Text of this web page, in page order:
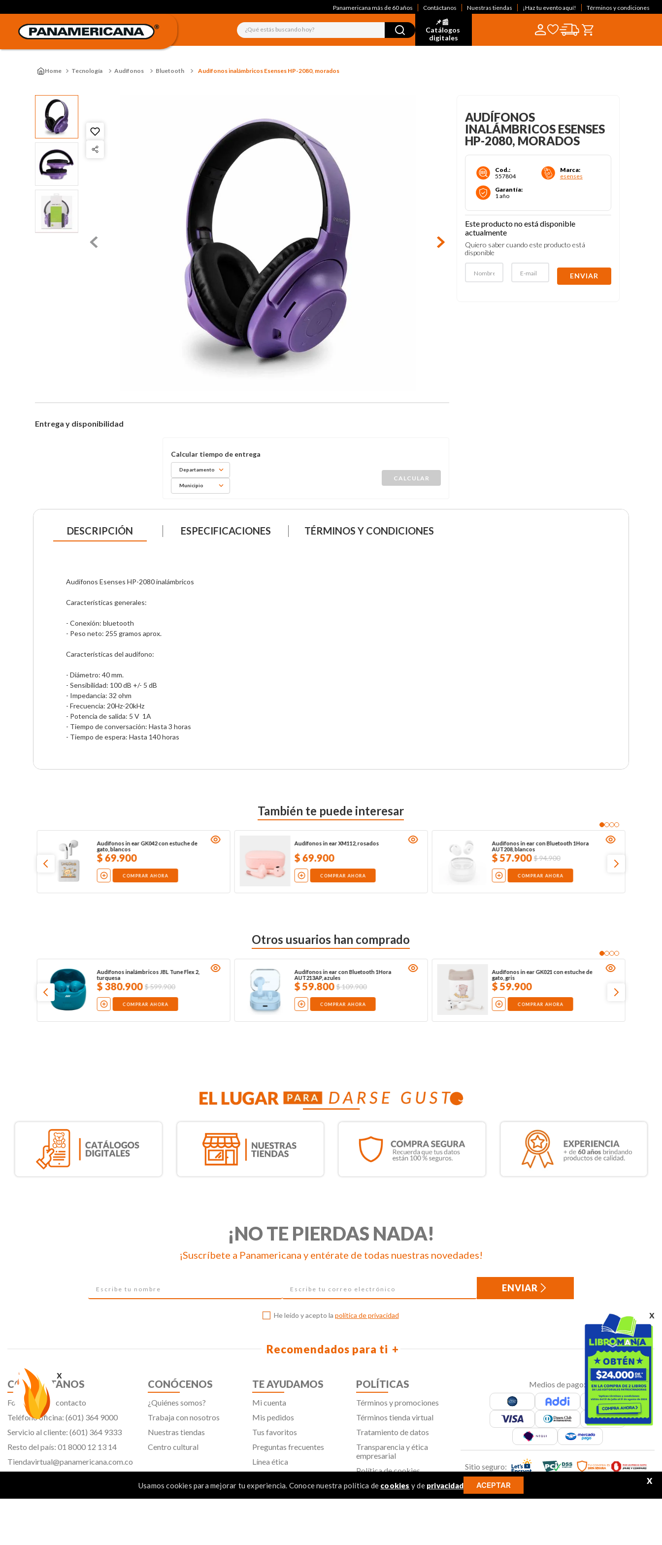
x
x
Usamos cookies para mejorar tu experiencia. Conoce nuestra política de cookies y de privacidad ACEPTAR X
Panamericana más de 60 años Contáctanos Nuestras tiendas ¡Haz tu evento aquí! Términos y condiciones
¿Qué estás buscando hoy?
📌📰
Catálogos
digitales
Tecnología Audífonos Bluetooth Audífonos inalámbricos Esenses HP-2080, morados
Entrega y disponibilidad
Departamento
Municipio
AUDÍFONOS
INALÁMBRICOS ESENSES
HP-2080, MORADOS
Cod.:
557804
Marca:
esenses
Garantía:
1 año
Este producto no está disponible
actualmente
Quiero saber cuando este producto está
disponible
ENVIAR
DESCRIPCIÓN ESPECIFICACIONES TÉRMINOS Y CONDICIONES
Audífonos Esenses HP-2080 inalámbricos
Características generales:
- Conexión: bluetooth
- Peso neto: 255 gramos aprox.
Características del audífono:
- Diámetro: 40 mm.
- Sensibilidad: 100 dB +/- 5 dB
- Impedancia: 32 ohm
- Frecuencia: 20Hz-20kHz
- Potencia de salida: 5 V  1A
- Tiempo de conversación: Hasta 3 horas
- Tiempo de espera: Hasta 140 horas
También te puede interesar
Audífonos in ear GK042 con estuche de
gato, blancos
$69.900
COMPRAR AHORA
Audífonos in ear XM112, rosados
$69.900
COMPRAR AHORA
Audífonos in ear con Bluetooth 1Hora
AUT208, blancos
$57.900 $94.900
COMPRAR AHORA
Otros usuarios han comprado
Audífonos inalámbricos JBL Tune Flex 2,
turquesa
$380.900 $599.900
COMPRAR AHORA
Audífonos in ear con Bluetooth 1Hora
AUT213AP, azules
$59.800 $109.900
COMPRAR AHORA
Audífonos in ear GK021 con estuche de
gato, gris
$59.900
COMPRAR AHORA
¡NO TE PIERDAS NADA!
¡Suscríbete a Panamericana y entérate de todas nuestras novedades!
ENVIAR
He leído y acepto la política de privacidad
Recomendados para ti
CONTÁCTANOS
Formulario de contacto
Teléfono oficina: (601) 364 9000
Servicio al cliente: (601) 364 9333
Resto del país: 01 8000 12 13 14
Tiendavirtual@panamericana.com.co
CONÓCENOS
¿Quiénes somos?
Trabaja con nosotros
Nuestras tiendas
Centro cultural
TE AYUDAMOS
Mi cuenta
Mis pedidos
Tus favoritos
Preguntas frecuentes
Línea ética
POLÍTICAS
Términos y promociones
Términos tienda virtual
Tratamiento de datos
Transparencia y ética
empresarial
Política de cookies
Aviso de privacidad
SIC
Medios de pago:
Sitio seguro: